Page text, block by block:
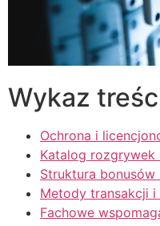
panel
panel
panel
panel
panel
panel
Wykaz
Ochrona i
Katalog rozgrywek
Struktura bonusów
Metody transakcji i
Fachowe